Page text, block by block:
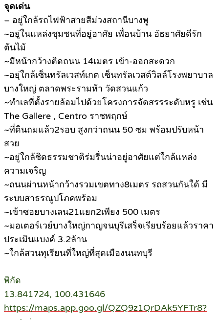
จุดเด่น
– อยู่ใกล้รถไฟฟ้าสายสีม่วงสถานีบางพู
~อยู่ในแหล่งชุมชนที่อยู่อาศัย เพื่อนบ้าน อัธยาศัยดีรัก
ต้นไม้
~มีหน้ากว้างติดถนน 14เมตร เข้า-ออกสะดวก
~อยุ่ใกล้เซ็นทรัลเวสท์เกต เซ็นทรัลเวสต์วิลล์โรงพยาบาล
บางใหญ่ ตลาดพระรามห้า วัดสวนแก้ว
~ทำเลที่ตั้งรายล้อมไปด้วยโครงการจัดสรรระดับหรู เช่น
The Gallere , Centro ราชพฤกษ์
~ที่ดินถมแล้ว2รอบ สูงกว่าถนน 50 ซม พร้อมปรับหน้า
สวย
~อยู่ใกล้ชิดธรรมชาติร่มรื่นน่าอยู่อาศัยแต่ใกล้แหล่ง
ความเจริญ
~ถนนผ่านหน้ากว้างรวมเขตทาง8เมตร รถสวนกันใด้ มี
ระบบสาธรณูปโภคพร้อม
~เข้าซอยบางเลน21แยก2เพียง 500 เมตร
~มอเตอร์เวย์บางใหญ่กาญจนบุรีเสร็จเรียบร้อยแล้วราคา
ประเมินแบงค์ 3.2ล้าน
~ใกล้สวนทุเรียนที่ใหญ่ที่สุดเมืองนนทบุรี
พิกัด
13.841724, 100.431646
https://maps.app.goo.gl/QZQ9z1QrDAk5YFTr8?